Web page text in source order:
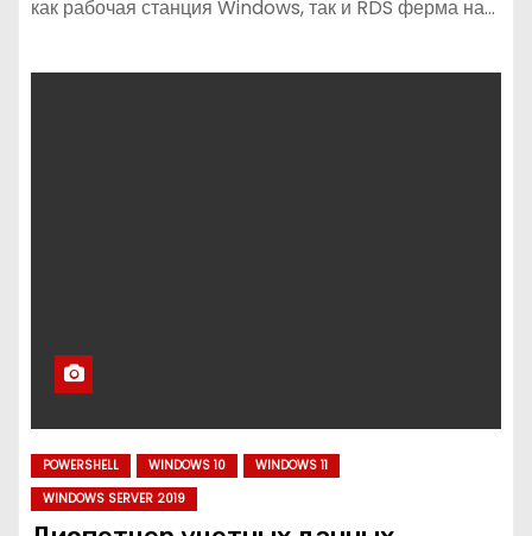
как рабочая станция Windows, так и RDS ферма на…
POWERSHELL WINDOWS 10
WINDOWS 11
WINDOWS SERVER 2019